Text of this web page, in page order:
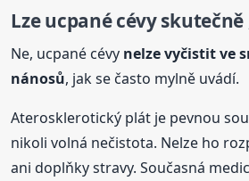
Lze ucpané cévy skutečně
Ne, ucpané cévy nelze vyčistit ve
nánosů, jak se často mylně uvádí.
Aterosklerotický plát je pevnou
nikoli volná nečistota. Nelze ho
ani doplňky stravy. Současná